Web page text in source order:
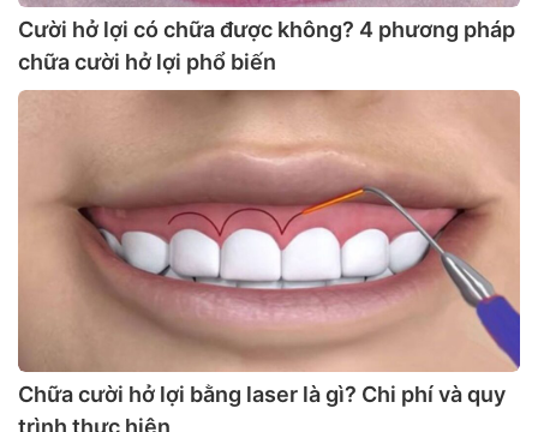
Cười hở lợi có chữa được không? 4 phương pháp
chữa cười hở lợi phổ biến
Chữa cười hở lợi bằng laser là gì? Chi phí và quy
trình thực hiện